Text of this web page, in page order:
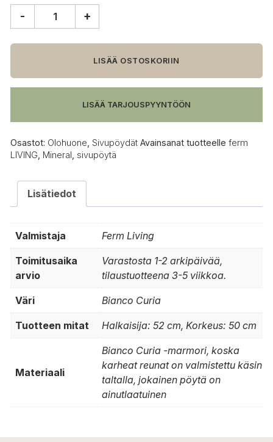
Mineral
määrä
- +
LISÄÄ OSTOSKORIIN
LISÄÄ TARJOUSPYYNTÖÖN
Osastot: Olohuone Sivupöydät Avainsanat tuotteelle ferm
LIVING Mineral sivupöytä
Lisätiedot
Valmistaja Ferm Living
Toimitusaika
arvio
Varastosta 1-2 arkipäivää,
tilaustuotteena 3-5 viikkoa.
Väri Bianco Curia
Tuotteen mitat Halkaisija: 52 cm, Korkeus: 50 cm
Materiaali
Bianco Curia -marmori, koska
karheat reunat on valmistettu käsin
taltalla, jokainen pöytä on
ainutlaatuinen